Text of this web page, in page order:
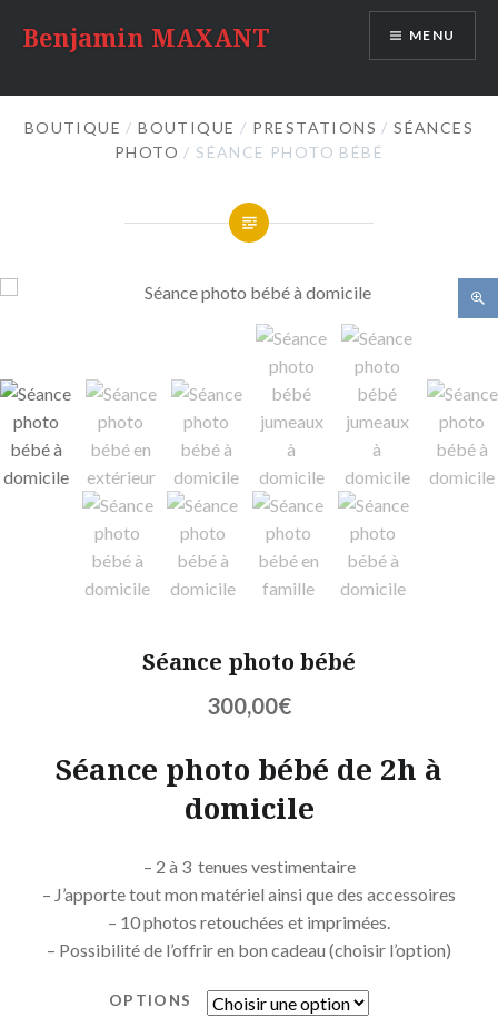
principal
Benjamin MAXANT MENU
BOUTIQUE /BOUTIQUE / PRESTATIONS /SÉANCES
PHOTO / SÉANCE PHOTO BÉBÉ
Séance photo bébé
300,00€
Séance photo bébé de 2h à
domicile
– 2 à 3 tenues vestimentaire
– J’apporte tout mon matériel ainsi que des accessoires
– 10 photos retouchées et imprimées.
– Possibilité de l’offrir en bon cadeau (choisir l’option)
OPTIONS